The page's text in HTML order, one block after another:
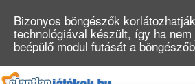
Bizonyos böngészők
technológiával készült, így ha
beépülő modul futását a